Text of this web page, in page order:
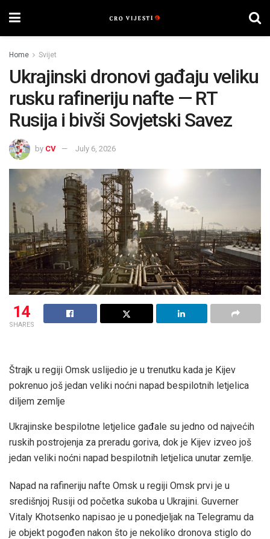
Home Svijet
Ukrajinski dronovi gađaju veliku
rusku rafineriju nafte — RT
Rusija i bivši Sovjetski Savez
by CV July 6, 2026
14
SHARES
Štrajk u regiji Omsk uslijedio je u trenutku kada je Kijev
pokrenuo još jedan veliki noćni napad bespilotnih letjelica
diljem zemlje
Ukrajinske bespilotne letjelice gađale su jedno od najvećih
ruskih postrojenja za preradu goriva, dok je Kijev izveo još
jedan veliki noćni napad bespilotnih letjelica unutar zemlje.
Napad na rafineriju nafte Omsk u regiji Omsk prvi je u
središnjoj Rusiji od početka sukoba u Ukrajini. Guverner
Vitaly Khotsenko napisao je u ponedjeljak na Telegramu da
je objekt pogođen nakon što je nekoliko dronova stiglo do